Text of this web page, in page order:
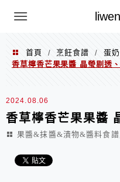
menu
首頁 / 烹飪食譜 / 蛋
香草檸香芒果果醬 晶瑩剔透
2024.08.06
香草檸香芒果果醬
果醬&抹醬&漬物&醬料食譜